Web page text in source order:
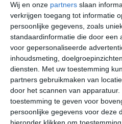
Wij en onze partners slaan
verkrijgen toegang tot informatie
persoonlijke gegevens, zoals
standaardinformatie die door een
voor gepersonaliseerde
inhoudsmeting,
diensten. Met uw toestemming
partners gebruikmaken van
door het scannen van
toestemming te geven voor
persoonlijke gegevens voor deze
22°C
ma
29° 16°
di
25° 14°